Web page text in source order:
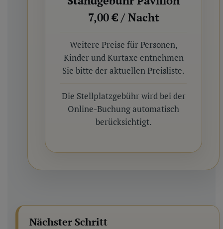
7,00 € / Nacht
Weitere Preise für Personen,
Kinder und Kurtaxe entnehmen
Sie bitte der aktuellen Preisliste.
Die Stellplatzgebühr wird bei der
Online-Buchung automatisch
berücksichtigt.
Nächster Schritt